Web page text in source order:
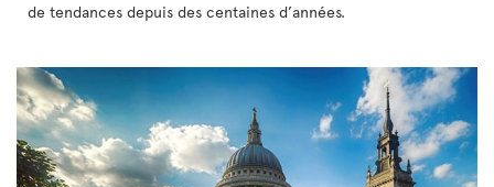
de tendances depuis des centaines d’années.